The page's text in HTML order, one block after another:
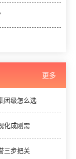
更多
团级怎么选
化成刚需
三步把关